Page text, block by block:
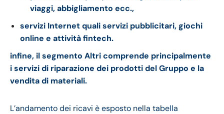
viaggi, abbigliamento ecc.,
servizi Internet quali servizi pubblicitari, giochi
online e attività fintech.
infine, il segmento Altri comprende principalmente
i servizi di riparazione dei prodotti del Gruppo e la
vendita di materiali.
L’andamento dei ricavi è esposto nella tabella